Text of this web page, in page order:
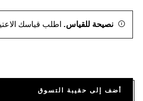
نصيحة للقياس. اطلب قياسك
أضف إلى حقيبة التسوق